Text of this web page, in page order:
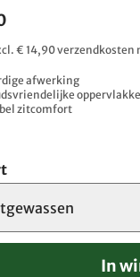
€ 14,90
afwerking
zitcomfort
In